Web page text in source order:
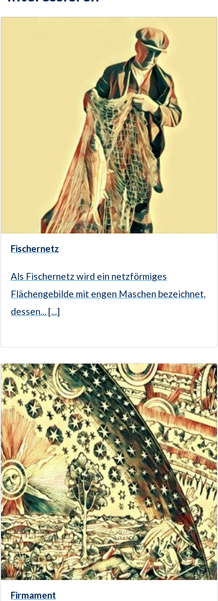
Fischernetz
Als Fischernetz wird ein netzförmiges
Flächengebilde mit engen Maschen bezeichnet,
dessen... [...]
Firmament